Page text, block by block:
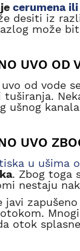
cerumena
desiti iz
može
UVO OD
uvo od vode
tuširanja.
ušnog
UVO
u ušima
. Zbog toga
nestaju
javi
otok